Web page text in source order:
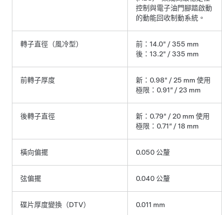
控制與電子油門腳踏啟動
的動能回收制動系統。
轉子直徑（風冷型）
前：14.0" / 355 mm
後：13.2" / 335 mm
前轉子厚度
新：0.98" / 25 mm 使用
極限：0.91” / 23 mm
後轉子直徑
新：0.79" / 20 mm 使用
極限：0.71” / 18 mm
橫向偏擺 0.050 公釐
弦偏擺 0.040 公釐
碟片厚度變換（DTV） 0.011 mm